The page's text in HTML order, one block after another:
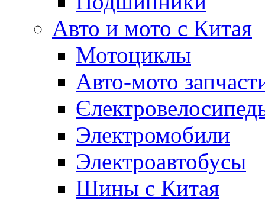
Авто и мото с Китая
Мотоциклы
Авто-мото
Электромобили
Электроавтобусы
Шины с Китая